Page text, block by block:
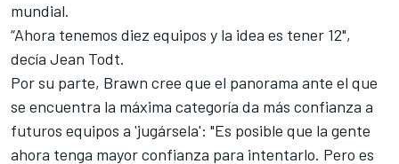
mundial.
“Ahora tenemos diez equipos y la idea es tener 12",
decía Jean Todt.
Por su parte, Brawn cree que el panorama ante el que
se encuentra la máxima categoría da más confianza a
futuros equipos a 'jugársela': "Es posible que la gente
ahora tenga mayor confianza para intentarlo. Pero es